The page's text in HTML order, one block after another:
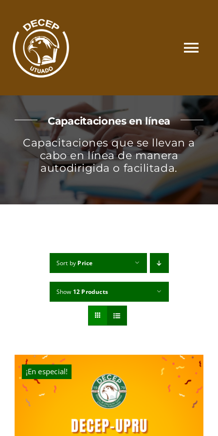
content
SOMOS
CATÁLOGO
MATRÍCULA Y PAGOS
Capacitaciones en línea
Capacitaciones que se llevan a
cabo en línea de manera
autodirigida o facilitada.
Sort by Price
Show 12 Products
¡En especial!